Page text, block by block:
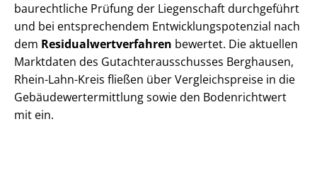
baurechtliche Prüfung der Liegenschaft durchgeführt
und bei entsprechendem Ent­wick­lungs­po­ten­zi­al nach
dem Re­si­du­al­wert­ver­fah­ren bewertet. Die aktuellen
Marktdaten des Gut­ach­ter­aus­schus­ses Berghausen,
Rhein-Lahn-Kreis fließen über Ver­gleichs­prei­se in die
Ge­bäu­de­wert­ermitt­lung sowie den Bodenrichtwert
mit ein.